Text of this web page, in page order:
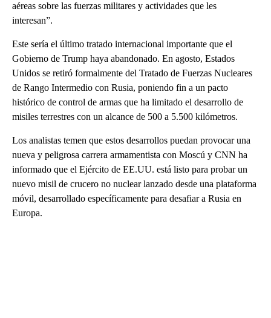
aéreas sobre las fuerzas militares y actividades que les
interesan”.
Este sería el último tratado internacional importante que el
Gobierno de Trump haya abandonado. En agosto, Estados
Unidos se retiró formalmente del Tratado de Fuerzas Nucleares
de Rango Intermedio con Rusia, poniendo fin a un pacto
histórico de control de armas que ha limitado el desarrollo de
misiles terrestres con un alcance de 500 a 5.500 kilómetros.
Los analistas temen que estos desarrollos puedan provocar una
nueva y peligrosa carrera armamentista con Moscú y CNN ha
informado que el Ejército de EE.UU. está listo para probar un
nuevo misil de crucero no nuclear lanzado desde una plataforma
móvil, desarrollado específicamente para desafiar a Rusia en
Europa.